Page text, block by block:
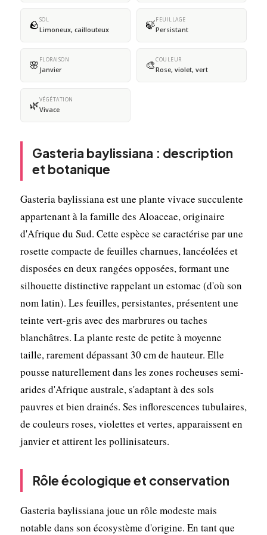
🪨SOL
Limoneux, caillouteux 🍃FEUILLAGE
Persistant
🌸 FLORAISON
Janvier 🎨COULEUR
Rose, violet, vert
🌿VÉGÉTATION
Vivace
Gasteria baylissiana : description
et botanique
Gasteria baylissiana est une plante vivace succulente
appartenant à la famille des Aloaceae, originaire
d'Afrique du Sud. Cette espèce se caractérise par une
rosette compacte de feuilles charnues, lancéolées et
disposées en deux rangées opposées, formant une
silhouette distinctive rappelant un estomac (d'où son
nom latin). Les feuilles, persistantes, présentent une
teinte vert-gris avec des marbrures ou taches
blanchâtres. La plante reste de petite à moyenne
taille, rarement dépassant 30 cm de hauteur. Elle
pousse naturellement dans les zones rocheuses semi-
arides d'Afrique australe, s'adaptant à des sols
pauvres et bien drainés. Ses inflorescences tubulaires,
de couleurs roses, violettes et vertes, apparaissent en
janvier et attirent les pollinisateurs.
Rôle écologique et conservation
Gasteria baylissiana joue un rôle modeste mais
notable dans son écosystème d'origine. En tant que